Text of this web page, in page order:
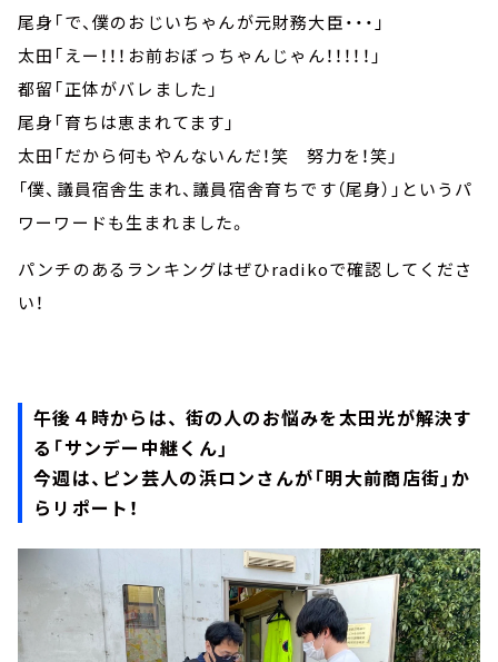
尾身「で、僕のおじいちゃんが元財務大臣・・・」
太田「えー！！！お前おぼっちゃんじゃん！！！！！」
都留「正体がバレました」
尾身「育ちは恵まれてます」
太田「だから何もやんないんだ！笑 努力を！笑」
「僕、議員宿舎生まれ、議員宿舎育ちです（尾身）」というパ
ワーワードも生まれました。
パンチのあるランキングはぜひradikoで確認してくださ
い！
午後４時からは、 街の人のお悩みを太田光が解決す
る「サンデー中継くん」
今週は、ピン芸人の浜ロンさんが「明大前商店街」か
らリポート！